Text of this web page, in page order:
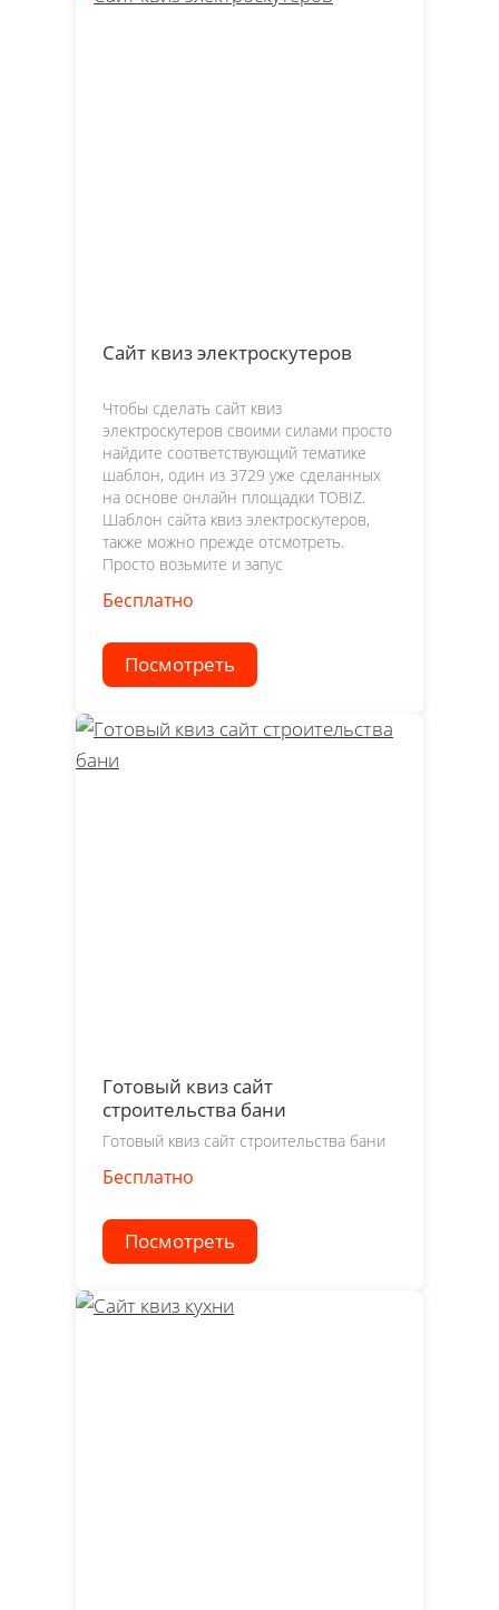
Сайт квиз электроскутеров
Чтобы сделать сайт квиз
электроскутеров своими силами просто
найдите соответствующий тематике
шаблон, один из 3729 уже сделанных
на основе онлайн площадки TOBIZ.
Шаблон сайта квиз электроскутеров,
также можно прежде отсмотреть.
Просто возьмите и запус
Бесплатно
Посмотреть
Готовый квиз сайт
строительства бани
Готовый квиз сайт строительства бани
Бесплатно
Посмотреть